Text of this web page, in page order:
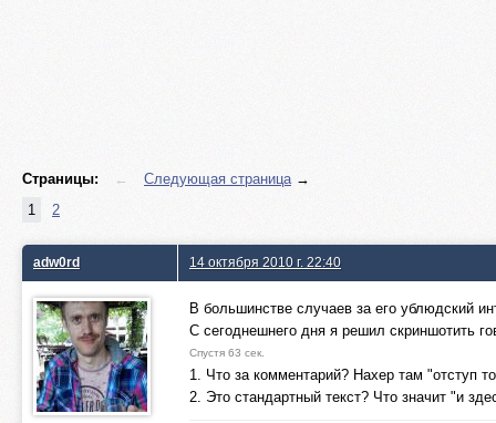
Страницы: ← Следующая страница→
1
2
adw0rd 14 октября 2010 г. 22:40
В большинстве случаев за его ублюдский
С сегоднешнего дня я решил скриншотить
Спустя 63 сек.
1. Что за комментарий? Нахер там "отступ
2. Это стандартный текст? Что значит "и